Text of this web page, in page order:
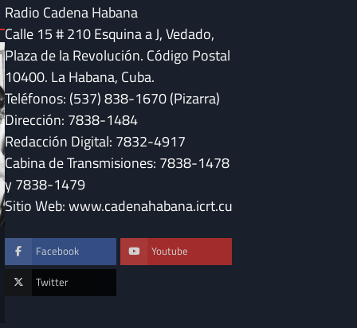
DESTACADAS
Fidel Castro y la música que sigue
sonando en Cuba
Radio Cadena Habana
Calle 15 # 210 Esquina a J, Vedado,
Plaza de la Revolución. Código Postal
10400. La Habana, Cuba.
Teléfonos: (537) 838-1670 (Pizarra)
Dirección: 7838-1484
Redacción Digital: 7832-4917
Cabina de Transmisiones: 7838-1478
y 7838-1479
Sitio Web: www.cadenahabana.icrt.cu
Facebook Youtube
Twitter